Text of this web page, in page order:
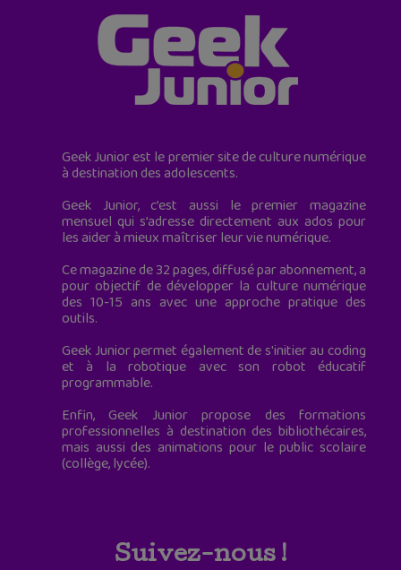
Geek Junior est le premier site de culture numérique
à destination des adolescents.
Geek Junior, c’est aussi le premier magazine
mensuel qui s’adresse directement aux ados pour
les aider à mieux maîtriser leur vie numérique.
Ce magazine de 32 pages, diffusé par abonnement, a
pour objectif de développer la culture numérique
des 10-15 ans avec une approche pratique des
outils.
Geek Junior permet également de s'initier au coding
et à la robotique avec son robot éducatif
programmable.
Enfin, Geek Junior propose des formations
professionnelles à destination des bibliothécaires,
mais aussi des animations pour le public scolaire
(collège, lycée).
Suivez-nous !